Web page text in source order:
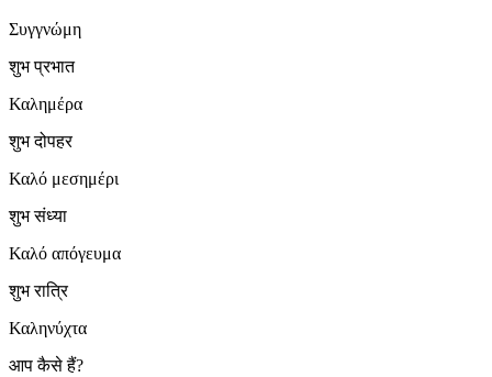
Συγγνώμη
शुभ प्रभात
Καλημέρα
शुभ दोपहर
Καλό μεσημέρι
शुभ संध्या
Καλό απόγευμα
शुभ रात्रि
Καληνύχτα
आप कैसे हैं?